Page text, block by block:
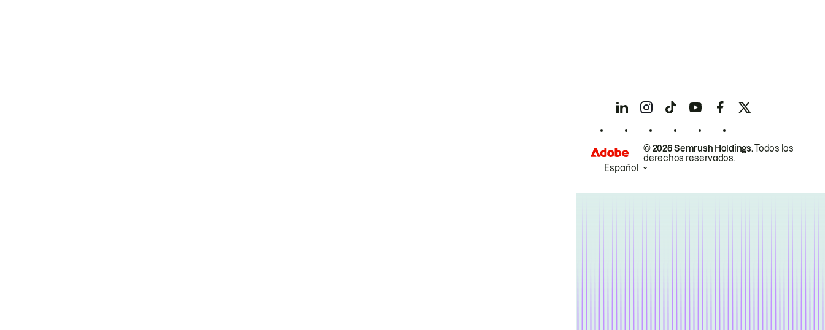
© 2026 Semrush Holdings.Todos los
derechos reservados.
Español